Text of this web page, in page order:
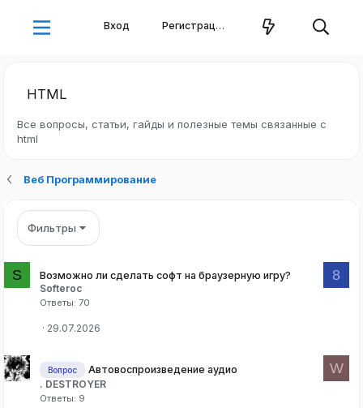
Вход Регистрация
HTML
Все вопросы, статьи, гайды и полезные темы связанные с
html
Веб Программирование
Фильтры
S
Возможно ли сделать софт на браузерную игру?
Softeroc
Ответы 70
29.07.2026
8
Вопрос
Автовоспроизведение аудио
. DESTROYER
Ответы 9
W